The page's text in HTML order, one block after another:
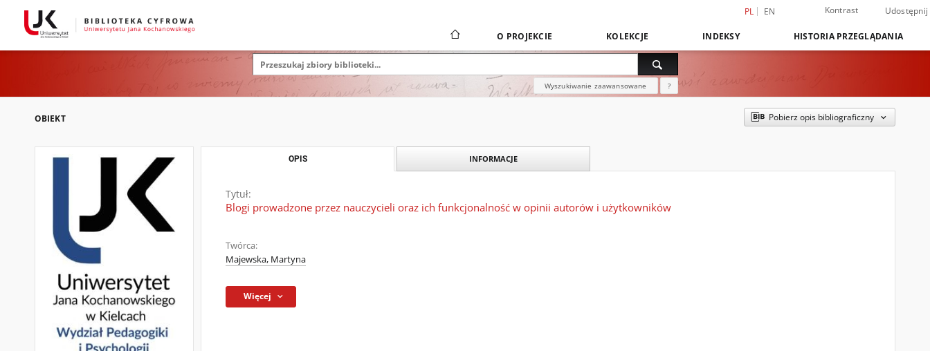
PL EN Kontrast Udostępnij
O PROJEKCIE KOLEKCJE INDEKSY HISTORIA PRZEGLĄDANIA
Wyszukiwanie zaawansowane ?
OBIEKT Pobierz opis bibliograficzny
OPIS INFORMACJE
Tytuł:
Blogi prowadzone przez nauczycieli oraz ich funkcjonalność w opinii autorów i użytkowników
Twórca:
Majewska, Martyna
Więcej